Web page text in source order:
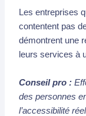
Les entreprises
contentent pas
démontrent une
leurs services à
Conseil pro :
des personnes
l’accessibilité